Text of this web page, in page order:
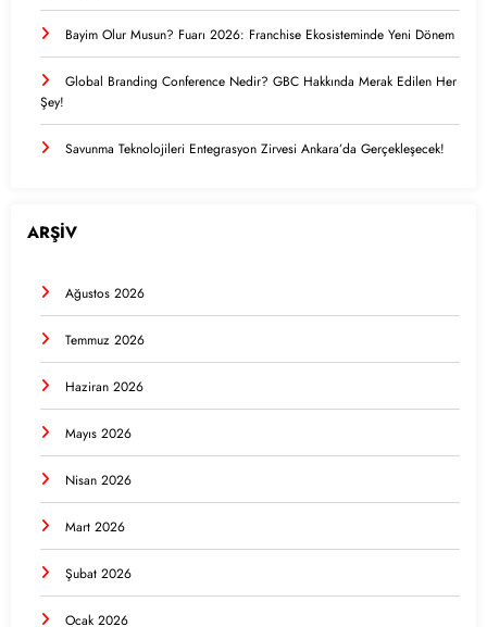
Bayim Olur Musun? Fuarı 2026: Franchise Ekosisteminde Yeni Dönem
Global Branding Conference Nedir? GBC Hakkında Merak Edilen Her
Şey!
Savunma Teknolojileri Entegrasyon Zirvesi Ankara’da Gerçekleşecek!
ARŞİV
Ağustos 2026
Temmuz 2026
Haziran 2026
Mayıs 2026
Nisan 2026
Mart 2026
Şubat 2026
Ocak 2026